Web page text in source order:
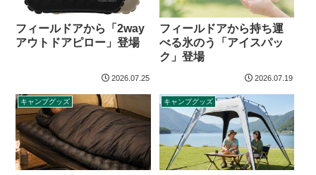
フィールドアから「2way
アウトドアピロー」登場
2026.07.25
フィールドアから持ち運
べる氷のう「アイスパッ
ク」登場
2026.07.19
キャンプグッズ キャンプグッズ